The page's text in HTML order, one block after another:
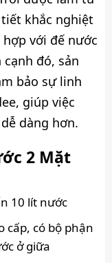
khắc nghiệt
với đế nước
đó, sản
bảo sự linh
giúp việc
dàng hơn.
2 Mặt
10 lít nước
cấp, có bộ phận
ở giữa